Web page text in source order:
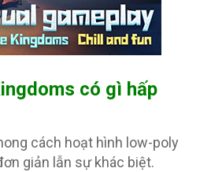
có gì hấp
cách hoạt hình low-poly
giản lẫn sự khác biệt.